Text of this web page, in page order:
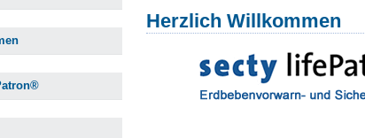
Herzlich Willkommen